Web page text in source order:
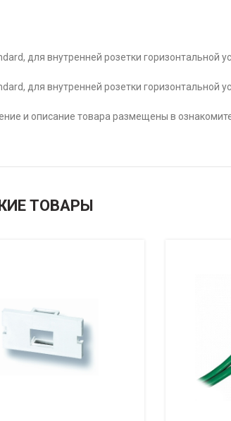
для внутренней розетки горизонтальной
для внутренней розетки горизонтальной
и описание товара размещены в
ТОВАРЫ